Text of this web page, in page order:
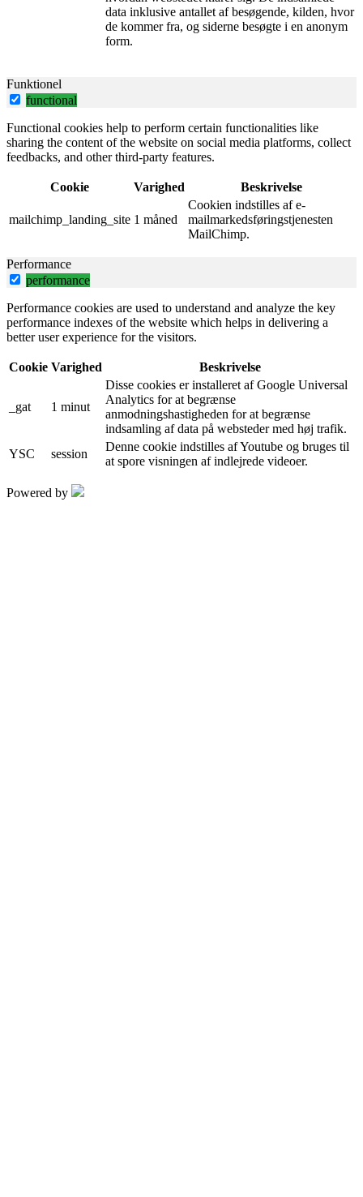
data inklusive antallet af besøgende, kilden, hvor
de kommer fra, og siderne besøgte i en anonym
form.
Funktionel
functional
Functional cookies help to perform certain functionalities like
sharing the content of the website on social media platforms, collect
feedbacks, and other third-party features.
Cookie Varighed Beskrivelse
mailchimp_landing_site 1 måned
Cookien indstilles af e-
mailmarkedsføringstjenesten
MailChimp.
Performance
performance
Performance cookies are used to understand and analyze the key
performance indexes of the website which helps in delivering a
better user experience for the visitors.
Cookie Varighed Beskrivelse
_gat 1 minut
Disse cookies er installeret af Google Universal
Analytics for at begrænse
anmodningshastigheden for at begrænse
indsamling af data på websteder med høj trafik.
YSC
session
Denne cookie indstilles af Youtube og bruges til
at spore visningen af ​​indlejrede videoer.
Powered by